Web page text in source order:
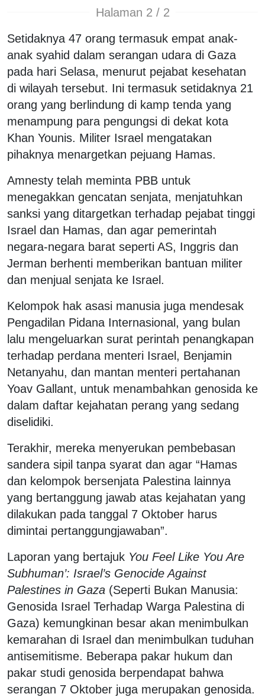
Halaman 2 / 2
Setidaknya 47 orang termasuk empat anak-
anak syahid dalam serangan udara di Gaza
pada hari Selasa, menurut pejabat kesehatan
di wilayah tersebut. Ini termasuk setidaknya 21
orang yang berlindung di kamp tenda yang
menampung para pengungsi di dekat kota
Khan Younis. Militer Israel mengatakan
pihaknya menargetkan pejuang Hamas.
Amnesty telah meminta PBB untuk
menegakkan gencatan senjata, menjatuhkan
sanksi yang ditargetkan terhadap pejabat tinggi
Israel dan Hamas, dan agar pemerintah
negara-negara barat seperti AS, Inggris dan
Jerman berhenti memberikan bantuan militer
dan menjual senjata ke Israel.
Kelompok hak asasi manusia juga mendesak
Pengadilan Pidana Internasional, yang bulan
lalu mengeluarkan surat perintah penangkapan
terhadap perdana menteri Israel, Benjamin
Netanyahu, dan mantan menteri pertahanan
Yoav Gallant, untuk menambahkan genosida ke
dalam daftar kejahatan perang yang sedang
diselidiki.
Terakhir, mereka menyerukan pembebasan
sandera sipil tanpa syarat dan agar “Hamas
dan kelompok bersenjata Palestina lainnya
yang bertanggung jawab atas kejahatan yang
dilakukan pada tanggal 7 Oktober harus
dimintai pertanggungjawaban”.
Laporan yang bertajuk You Feel Like You Are
Subhuman’: Israel’s Genocide Against
Palestines in Gaza (Seperti Bukan Manusia:
Genosida Israel Terhadap Warga Palestina di
Gaza) kemungkinan besar akan menimbulkan
kemarahan di Israel dan menimbulkan tuduhan
antisemitisme. Beberapa pakar hukum dan
pakar studi genosida berpendapat bahwa
serangan 7 Oktober juga merupakan genosida.